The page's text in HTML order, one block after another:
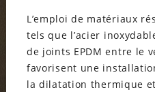
L’emploi de matériaux
tels que l’acier
de joints EPDM entre le
favorisent une
la dilatation thermique